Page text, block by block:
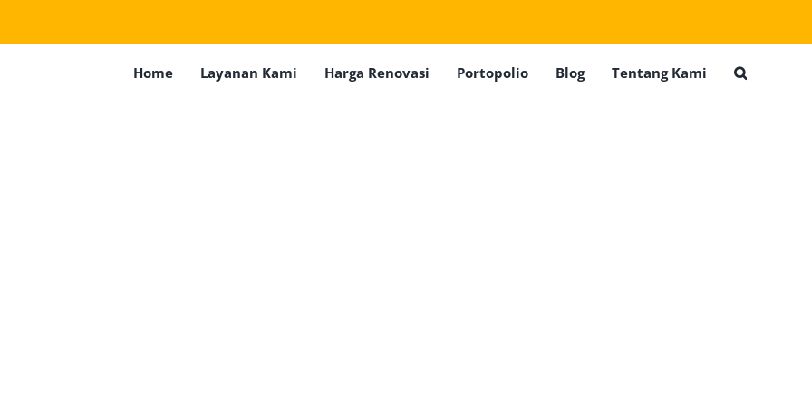
Home Layanan Kami Harga Renovasi Portopolio Blog Tentang Kami